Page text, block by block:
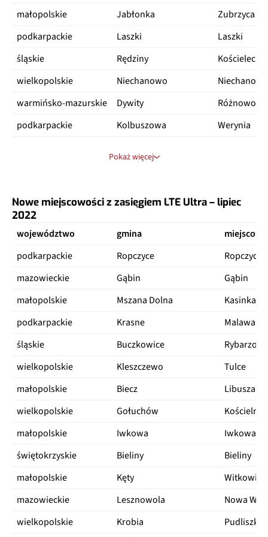
małopolskie Jabłonka
Zubrzyca
podkarpackie
Laszki
Laszki
śląskie
Rędziny
Kościelec
wielkopolskie
Niechanowo
Niechanowo
warmińsko-mazurskie
Dywity
Różnowo
podkarpackie
Kolbuszowa
Werynia
podkarpackie
podkarpackie
Mielec
Trześń
małopolskie
Tarnów
Jodłówka-
wielkopolskie
Buk
Wielka Wieś
podkarpackie
Czudec
Babica
pomorskie
Puck
Gnieżdżewo
małopolskie
Wielka Wieś
Bębło
małopolskie
Siepraw
Czechówka
mazowieckie
Grudusk
Grudusk
wielkopolskie
Śmigiel
Czacz
dolnośląskie
Wisznia Mała
Szewce
lubelskie
Głusk
Ćmiłów
małopolskie
Czernichów
Rusocice
lubelskie
Strzyżewice
Piotrowice
mazowieckie
Siedlce
Strzała
Pokaż więcej
Nowe miejscowości z zasięgiem LTE Ultra – lipiec
2022
województwo gmina
podkarpackie
Ropczyce
Ropczyce
mazowieckie
Gąbin
Gąbin
małopolskie
Mszana Dolna
Kasinka
podkarpackie
Krasne
Malawa
śląskie
Buczkowice
wielkopolskie
Kleszczewo
Tulce
małopolskie
Biecz
Libusza
wielkopolskie
Gołuchów
Kościelna
małopolskie
Iwkowa
Iwkowa
świętokrzyskie
Bieliny
Bieliny
małopolskie
Kęty
Witkowice
mazowieckie
Lesznowola
Nowa
wielkopolskie
Krobia
Pudliszki